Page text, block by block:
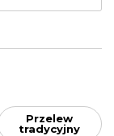
Przelew
tradycyjny